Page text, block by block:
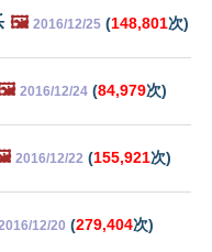
🖼️ 2016/12/25 (148,801次)
2016/12/24 (84,979次)
2016/12/22 (155,921次)
12/20 (279,404次)